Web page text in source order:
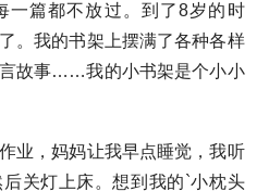
一篇都不放过。到了8岁的时
。我的书架上摆满了各种各样
故事……我的小书架是个小小
业，妈妈让我早点睡觉，我听
关灯上床。想到我的`小枕头